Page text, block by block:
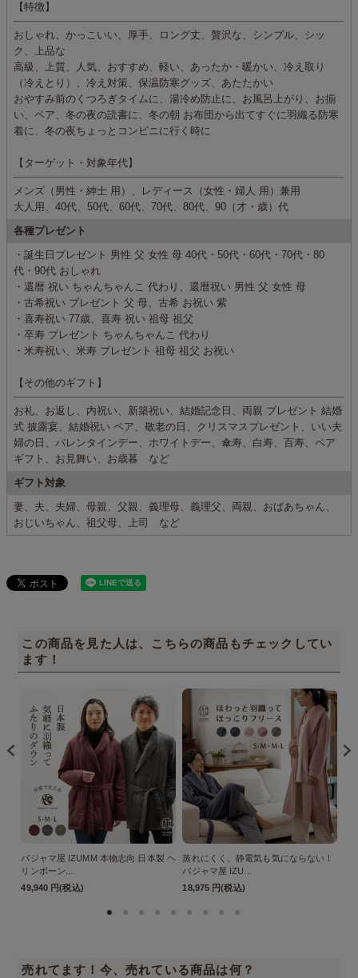
【特徴】
おしゃれ、かっこいい、厚手、ロング丈、贅沢な、シンプル、シッ
ク、上品な
高級、上質、人気、おすすめ、軽い、あったか・暖かい、冷え取り
（冷えとり）、冷え対策、保温防寒グッズ、あたたかい
おやすみ前のくつろぎタイムに、湯冷め防止に、お風呂上がり、お揃
い、ペア、冬の夜の読書に、冬の朝 お布団から出てすぐに羽織る防寒
着に、冬の夜ちょっとコンビニに行く時に
【ターゲット・対象年代】
メンズ（男性・紳士 用）、レディース（女性・婦人 用）兼用
大人用、40代、50代、60代、70代、80代、90（才・歳）代
各種プレゼント
・誕生日プレゼント 男性 父 女性 母 40代・50代・60代・70代・80
代・90代 おしゃれ
・還暦 祝い ちゃんちゃんこ 代わり、還暦祝い 男性 父 女性 母
・古希祝い プレゼント 父 母、古希 お祝い 紫
・喜寿祝い 77歳、喜寿 祝い 祖母 祖父
・卒寿 プレゼント ちゃんちゃんこ 代わり
・米寿祝い、米寿 プレゼント 祖母 祖父 お祝い
【その他のギフト】
お礼、お返し、内祝い、新築祝い、結婚記念日、両親 プレゼント 結婚
式 披露宴、結婚祝い ペア、敬老の日、クリスマスプレゼント、いい夫
婦の日、バレンタインデー、ホワイトデー、傘寿、白寿、百寿、ペア
ギフト、お見舞い、お歳暮 など
ギフト対象
妻、夫、夫婦、母親、父親、義理母、義理父、両親、おばあちゃん、
おじいちゃん、祖父母、上司 など
この商品を見た人は、こちらの商品もチェックしてい
ます！
パジャマ屋 IZUMM 本物志向 日本製 ヘ
リンボーン...
49,940 円(税込)
蒸れにくく、静電気も気にならない！
パジャマ屋 IZU...
18,975 円(税込)
売れてます！今、売れている商品は何？